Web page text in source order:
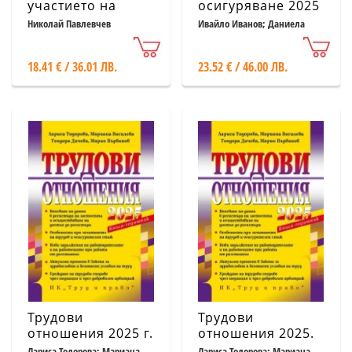
участието на
длъжника в
дружества поради
несъстоятелност
Николай Павлевчев
18.41 € / 36.01 ЛВ.
осигуряване 2025
година. Книга
Ивайло Иванов; Даниела
23.52 € / 46.00 ЛВ.
Трудови
отношения 2025 г.
Трудови
отношения 2025.